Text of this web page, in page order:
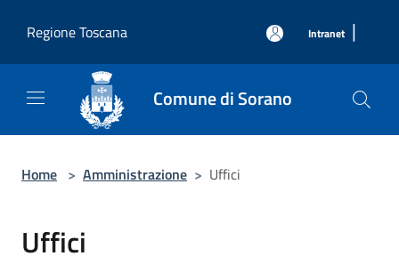
Regione Toscana
Intranet |
Comune di Sorano
Home > Amministrazione > Uffici
Uffici